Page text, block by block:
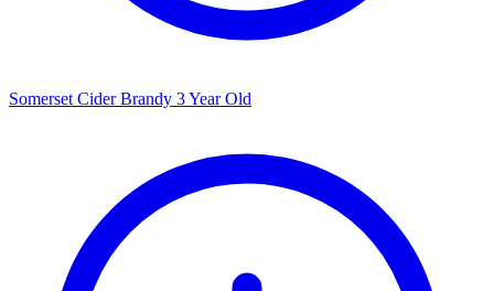
Somerset Cider Brandy 3 Year Old